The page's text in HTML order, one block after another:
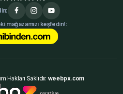
mağazamızı keşfedin!:
Hakları Saklıdır.weebpx.com